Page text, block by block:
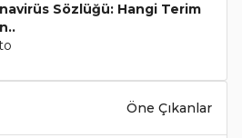
Sözlüğü: Hangi Terim
Öne Çıkanlar